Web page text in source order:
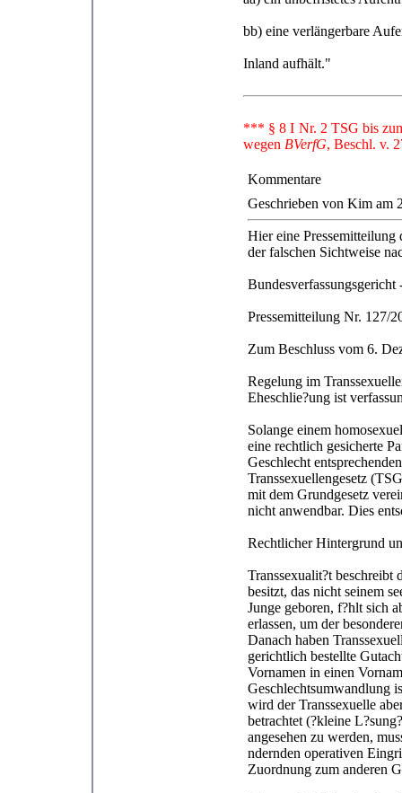
bb) eine verlängerbare
Inland aufhält."
*** § 8 I Nr. 2 TSG bis
wegen BVerfG, Beschl. v.
Kommentare
Geschrieben von Kim am
Hier eine Pressemitteilung
der falschen Sichtweise
Bundesverfassungsgericht
Pressemitteilung Nr. 127/
Zum Beschluss vom 6.
Regelung im
Eheschlie?ung ist
Solange einem
eine rechtlich gesicherte
Geschlecht
Transsexuellengesetz
mit dem Grundgesetz
nicht anwendbar. Dies
Rechtlicher Hintergrund
Transsexualit?t beschreibt
besitzt, das nicht seinem
Junge geboren, f?hlt sich
erlassen, um der
Danach haben
gerichtlich bestellte
Vornamen in einen
Geschlechtsumwandlung
wird der Transsexuelle
betrachtet (?kleine
angesehen zu werden,
ndernden operativen
Zuordnung zum anderen